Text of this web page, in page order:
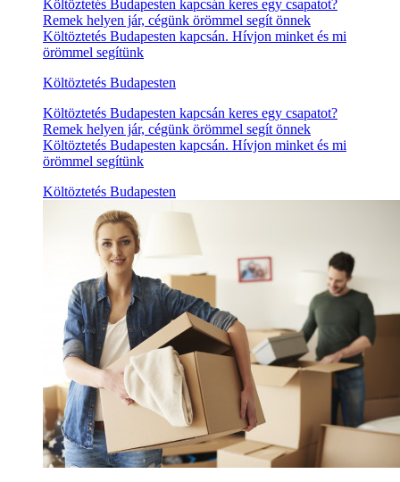
Költöztetés Budapesten kapcsán keres egy csapatot?
Remek helyen jár, cégünk örömmel segít önnek
Költöztetés Budapesten kapcsán. Hívjon minket és mi
örömmel segítünk
Költöztetés Budapesten
Költöztetés Budapesten kapcsán keres egy csapatot?
Remek helyen jár, cégünk örömmel segít önnek
Költöztetés Budapesten kapcsán. Hívjon minket és mi
örömmel segítünk
Költöztetés Budapesten